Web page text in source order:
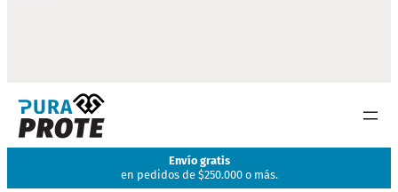
Envío gratis
en pedidos de $250.000 o más.